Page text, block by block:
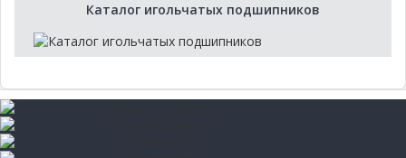
Каталог игольчатых подшипников